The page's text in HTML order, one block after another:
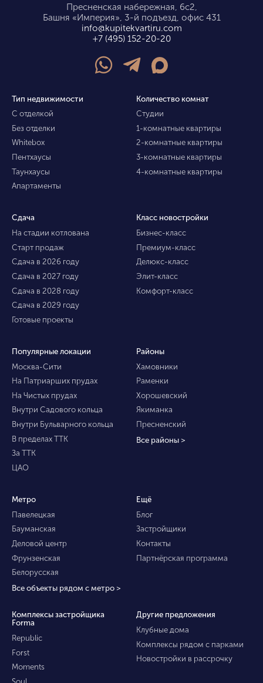
Пресненская набережная, 6с2,
Башня «Империя», 3-й подъезд, офис 431
info@kupitekvartiru.com
+7 (495) 152-20-20
Тип недвижимости
С отделкой
Без отделки
Whitebox
Пентхаусы
Таунхаусы
Апартаменты
Количество комнат
Студии
1-комнатные квартиры
2-комнатные квартиры
3-комнатные квартиры
4-комнатные квартиры
Сдача
На стадии котлована
Старт продаж
Сдача в 2026 году
Сдача в 2027 году
Сдача в 2028 году
Сдача в 2029 году
Готовые проекты
Класс новостройки
Бизнес-класс
Премиум-класс
Делюкс-класс
Элит-класс
Комфорт-класс
Популярные локации
Москва-Сити
На Патриарших прудах
На Чистых прудах
Внутри Садового кольца
Внутри Бульварного кольца
В пределах ТТК
За ТТК
ЦАО
Районы
Хамовники
Раменки
Хорошевский
Якиманка
Пресненский
Все районы >
Метро
Павелецкая
Бауманская
Деловой центр
Фрунзенская
Белорусская
Все объекты рядом с метро >
Ещё
Блог
Застройщики
Контакты
Партнёрская программа
Комплексы застройщика
Forma
Republic
Forst
Moments
Другие предложения
Клубные дома
Комплексы рядом с парками
Новостройки в рассрочку